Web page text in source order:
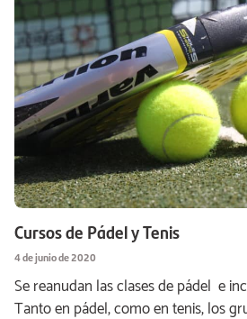
Cursos de Pádel y Tenis
4 de junio de 2020
Se reanudan las clases de pádel e
Tanto en pádel, como en tenis, los